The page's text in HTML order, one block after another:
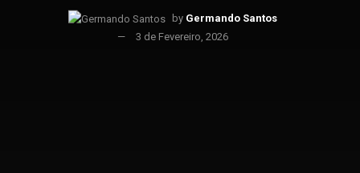
by Germando Santos
3 de Fevereiro, 2026